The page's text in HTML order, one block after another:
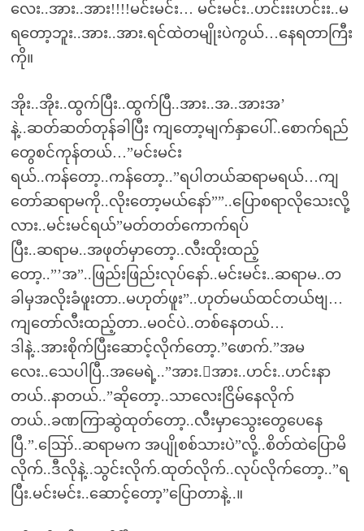
လေး..အား..အား!!!!မင်းမင်း… မင်းမင်း..ဟင်းးးဟင်းး..မ
ရတော့ဘူး..အား..အား.ရင်ထဲတမျိုးပဲကွယ်…နေရတာကြီး
ကို။
အိုး..အိုး..ထွက်ပြီး..ထွက်ပြီ..အား..အ..အားအ’
နဲ့..ဆတ်ဆတ်တုန်ခါပြီး ကျတော့မျက်နှာပေါ်..စောက်ရည်
တွေစင်ကုန်တယ်…”မင်းမင်း
ရယ်..ကန်တော့..ကန်တော့..”ရပါတယ်ဆရာမရယ်…ကျ
တော်ဆရာမကို..လိုးတော့မယ်နော်””..ပြောစရာလိုသေးလို့
လား..မင်းမင်ရယ်”မတ်တတ်ကောက်ရပ်
ပြီး..ဆရာမ..အဖုတ်မှာတော့..လီးထိုးထည့်
တော့..”’အ”..ဖြည်းဖြည်းလုပ်နော်..မင်းမင်း..ဆရာမ..တ
ခါမှအလိုးခံဖူးတာ..မဟုတ်ဖူး”..ဟုတ်မယ်ထင်တယ်ဗျ…
ကျတော်လီးထည့်တာ..မဝင်ပဲ..တစ်နေတယ်…
ဒါနဲ့..အားစိုက်ပြီးဆောင့်လိုက်တော့.”ဖောက်.”အမ
လေး..သေပါပြီ..အမေရဲ့..”အား.းအား..ဟင်း..ဟင်းနာ
တယ်..နာတယ်..”ဆိုတော့..သာလေးငြိမ်နေလိုက်
တယ်..ခဏကြာဆွဲထုတ်တော့..လီးမှာသွေးတွေပေနေ
ပြီ.”.ဪ..ဆရာမက အပျိုစစ်သားပဲ”လို့..စိတ်ထဲပြောမိ
လိုက်..ဒီလိုနဲ့..သွင်းလိုက်.ထုတ်လိုက်..လုပ်လိုက်တော့..”ရ
ပြီး.မင်းမင်း..ဆောင့်တော့”ပြောတာနဲ့..။